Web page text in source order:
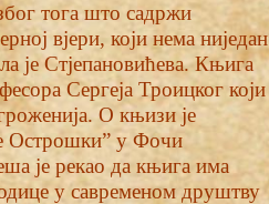
тога што садржи
вјери, који нема ниједан
је Стјепановићева. Књига
Сергеја Троицког који
О књизи је
Острошки” у Фочи
је рекао да књига има
у савременом друштву